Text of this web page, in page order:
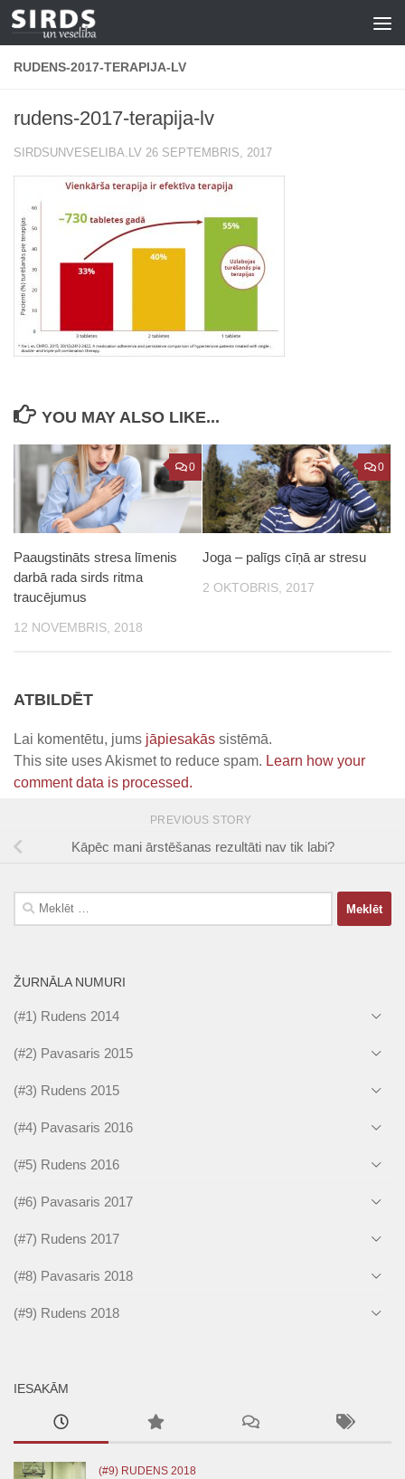
Skip to content
RUDENS-2017-TERAPIJA-LV
rudens-2017-terapija-lv
SIRDSUNVESELIBA.LV 26 SEPTEMBRIS, 2017
YOU MAY ALSO LIKE...
0
Paaugstināts stresa līmenis
darbā rada sirds ritma
traucējumus
12 NOVEMBRIS, 2018
0
Joga – palīgs cīņā ar stresu
2 OKTOBRIS, 2017
ATBILDĒT
Lai komentētu, jums jāpiesakās sistēmā.
This site uses Akismet to reduce spam. Learn how your
comment data is processed.
PREVIOUS STORY
Kāpēc mani ārstēšanas rezultāti nav tik labi?
Meklēt:
ŽURNĀLA NUMURI
(#1) Rudens 2014
(#2) Pavasaris 2015
(#3) Rudens 2015
(#4) Pavasaris 2016
(#5) Rudens 2016
(#6) Pavasaris 2017
(#7) Rudens 2017
(#8) Pavasaris 2018
(#9) Rudens 2018
IESAKĀM
(#9) RUDENS 2018